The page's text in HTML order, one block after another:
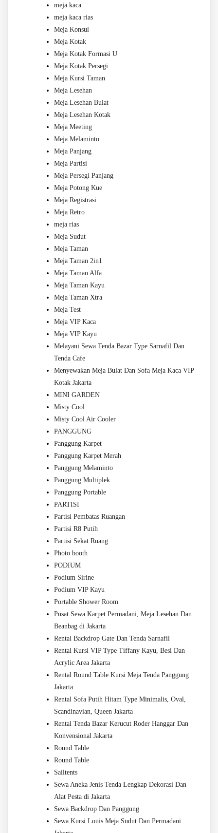
meja kaca
meja kaca rias
Meja Konsul
Meja Kotak
Meja Kotak Formasi U
Meja Kotak Persegi
Meja Kursi Taman
Meja Lesehan
Meja Lesehan Bulat
Meja Lesehan Kotak
Meja Meeting
Meja Melaminto
Meja Panjang
Meja Partisi
Meja Persegi Panjang
Meja Potong Kue
Meja Registrasi
Meja Retro
meja rias
Meja Sudut
Meja Taman
Meja Taman 2in1
Meja Taman Alfa
Meja Taman Kayu
Meja Taman Xtra
Meja Test
Meja VIP Kaca
Meja VIP Kayu
Melayani Sewa Tenda Bazar Type Sarnafil Dan
Tenda Cafe
Menyewakan Meja Bulat Dan Sofa Meja Kaca VIP
Kotak Jakarta
MINI GARDEN
Misty Cool
Misty Cool Air Cooler
PANGGUNG
Panggung Karpet
Panggung Karpet Merah
Panggung Melaminto
Panggung Multiplek
Panggung Portable
PARTISI
Partisi Pembatas Ruangan
Partisi R8 Putih
Partisi Sekat Ruang
Photo booth
PODIUM
Podium Sirine
Podium VIP Kayu
Portable Shower Room
Pusat Sewa Karpet Permadani, Meja Lesehan Dan
Beanbag di Jakarta
Rental Backdrop Gate Dan Tenda Sarnafil
Rental Kursi VIP Type Tiffany Kayu, Besi Dan
Acrylic Area Jakarta
Rental Round Table Kursi Meja Tenda Panggung
Jakarta
Rental Sofa Putih Hitam Type Minimalis, Oval,
Scandinavian, Queen Jakarta
Rental Tenda Bazar Kerucut Roder Hanggar Dan
Konvensional Jakarta
Round Table
Round Table
Sailtents
Sewa Aneka Jenis Tenda Lengkap Dekorasi Dan
Alat Pesta di Jakarta
Sewa Backdrop Dan Panggung
Sewa Kursi Louis Meja Sudut Dan Permadani